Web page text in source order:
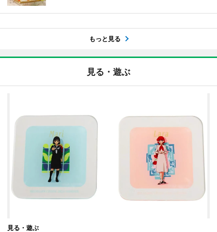
もっと見る
見る・遊ぶ
見る・遊ぶ